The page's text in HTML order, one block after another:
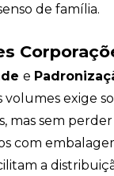
de família.
e
volumes exige
mas sem
com
a